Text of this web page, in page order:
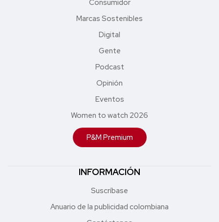
Consumidor
Marcas Sostenibles
Digital
Gente
Podcast
Opinión
Eventos
Women to watch 2026
P&M Premium
INFORMACIÓN
Suscríbase
Anuario de la publicidad colombiana